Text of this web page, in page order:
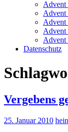
Advent
Advent
Advent
Advent
Advent
Datenschutz
Vergebens
25. Januar 2010